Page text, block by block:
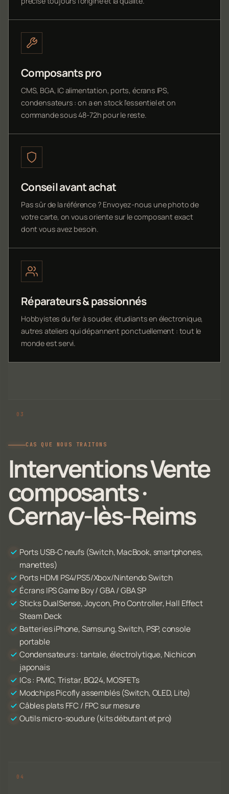
Composants pro
CMS, BGA, IC alimentation, ports, écrans IPS,
condensateurs : on a en stock l'essentiel et on
commande sous 48-72h pour le reste.
Conseil avant achat
Pas sûr de la référence ? Envoyez-nous une photo de
votre carte, on vous oriente sur le composant exact
dont vous avez besoin.
Réparateurs & passionnés
Hobbyistes du fer à souder, étudiants en électronique,
autres ateliers qui dépannent ponctuellement : tout le
monde est servi.
CAS QUE NOUS TRAITONS
Interventions Vente
composants ·
Cernay-lès-Reims
Ports USB-C neufs (Switch, MacBook, smartphones,
manettes)
Ports HDMI PS4/PS5/Xbox/Nintendo Switch
Écrans IPS Game Boy / GBA / GBA SP
Sticks DualSense, Joycon, Pro Controller, Hall Effect
Steam Deck
Batteries iPhone, Samsung, Switch, PSP, console
portable
Condensateurs : tantale, électrolytique, Nichicon
japonais
ICs : PMIC, Tristar, BQ24, MOSFETs
Modchips Picofly assemblés (Switch, OLED, Lite)
Câbles plats FFC / FPC sur mesure
Outils micro-soudure (kits débutant et pro)